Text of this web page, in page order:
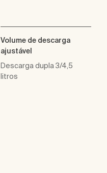
Volume de descarga
ajustável
Descarga dupla 3/4,5
litros